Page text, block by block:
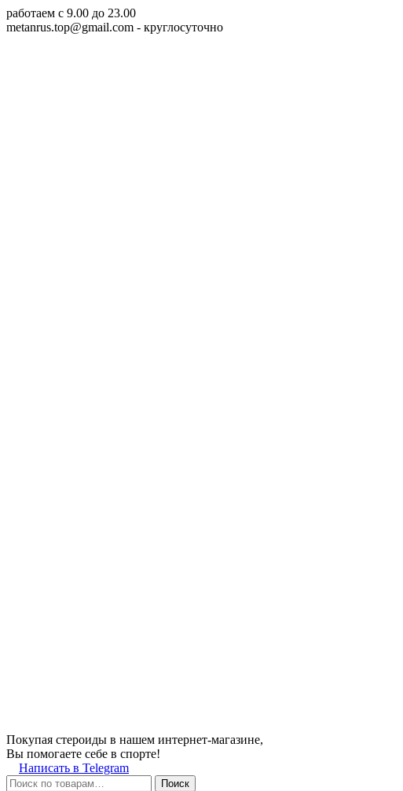
работаем c 9.00 до 23.00
metanrus.top@gmail.com - круглосуточно
Покупая стероиды в нашем интернет-магазине,
Вы помогаете себе в спорте!
Написать в Telegram
Поиск